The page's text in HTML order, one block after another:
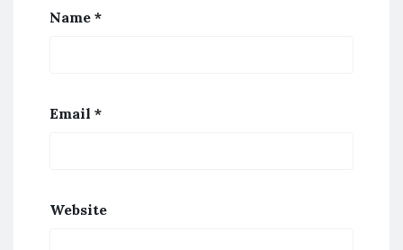
Name *
Email *
Website